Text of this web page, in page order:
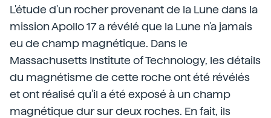
L'étude d'un rocher provenant de la Lune dans la
mission Apollo 17 a révélé que la Lune n'a jamais
eu de champ magnétique. Dans le
Massachusetts Institute of Technology, les détails
du magnétisme de cette roche ont été révélés
et ont réalisé qu'il a été exposé à un champ
magnétique dur sur deux roches. En fait, ils